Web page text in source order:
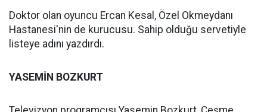
Doktor olan oyuncu Ercan Kesal, Özel Okmeydanı
Hastanesi'nin de kurucusu. Sahip olduğu servetiyle
listeye adını yazdırdı.
YASEMİN BOZKURT